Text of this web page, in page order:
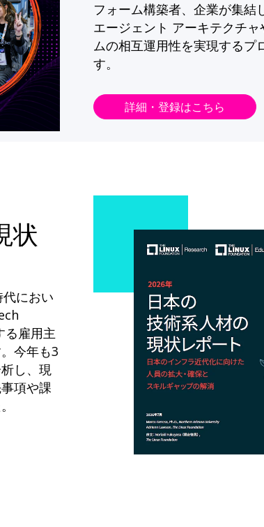
フォーム構築者、企業が集結
エージェント アーキテクチ
ムの相互運用性を実現するプ
す。
詳細・登録はこちら
状
におい
る雇用主
今年も3
し、現
項や課